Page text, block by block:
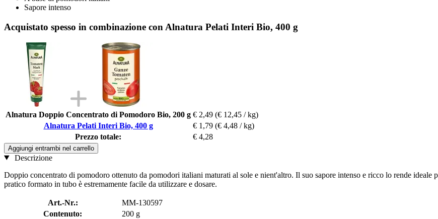
Sapore intenso
Acquistato spesso in combinazione con Alnatura Pelati Interi Bio, 400 g
Alnatura Doppio Concentrato di Pomodoro Bio, 200 g € 2,49 (€ 12,45 / kg)
Alnatura Pelati Interi Bio, 400 g
€ 1,79 (€ 4,48 / kg)
Prezzo totale:
€ 4,28
Aggiungi entrambi nel carrello
Descrizione
Doppio concentrato di pomodoro ottenuto da pomodori italiani maturati al sole e nient'altro. Il suo sapore intenso e ricco lo rende ideale
pratico formato in tubo è estremamente facile da utilizzare e dosare.
Art.-Nr.:
MM-130597
Contenuto:
200 g